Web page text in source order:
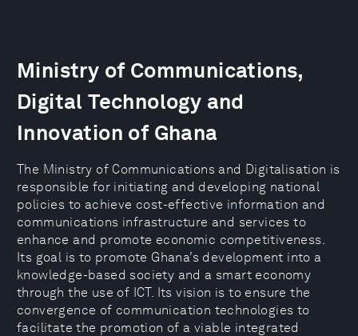
Ministry of Communications,
Digital Technology and
Innovation of Ghana
The Ministry of Communications and Digitalisation is
responsible for initiating and developing national
policies to achieve cost-effective information and
communications infrastructure and services to
enhance and promote economic competitiveness.
Its goal is to promote Ghana’s development into a
knowledge-based society and a smart economy
through the use of ICT. Its vision is to ensure the
convergence of communication technologies to
facilitate the promotion of a viable integrated